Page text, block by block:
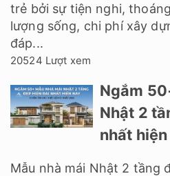
trẻ bởi sự tiện nghi,
lượng sống, chi phí xây
đáp...
20524 Lượt xem
Ngắm
Nhật 2
nhất
Mẫu nhà mái Nhật 2 tầng